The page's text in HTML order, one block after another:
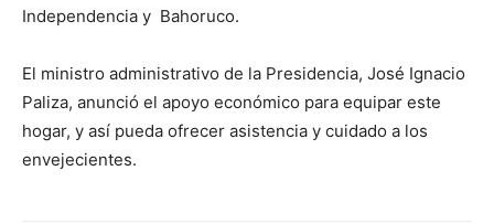
Independencia y Bahoruco.
El ministro administrativo de la Presidencia, José Ignacio
Paliza, anunció el apoyo económico para equipar este
hogar, y así pueda ofrecer asistencia y cuidado a los
envejecientes.